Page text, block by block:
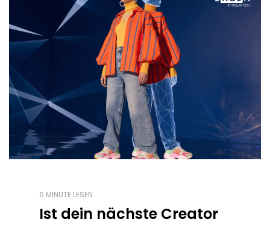
6 MINUTE LESEN
Ist dein nächste Creator